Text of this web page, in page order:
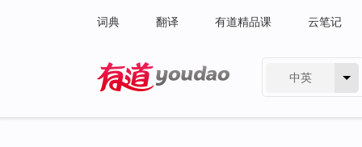
词典 翻译 有道精品课 云笔记
中英